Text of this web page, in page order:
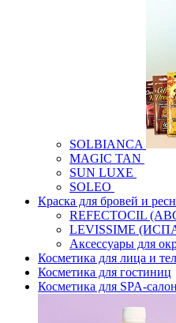
SOLBIANCA
MAGIC TAN
SUN LUXE
SOLEO
Краска для бровей и
REFECTOCIL
LEVISSIME
Аксессуары для
Косметика для лица и
Косметика для гостиниц
Косметика для SPA-